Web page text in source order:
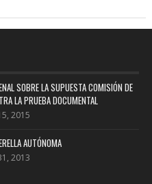
SOBRE LA SUPUESTA COMISIÓN DE
LA PRUEBA DOCUMENTAL
2015
AUTÓNOMA
2013